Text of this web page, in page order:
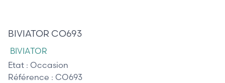
BIVIATOR CO693
BIVIATOR
Etat : Occasion
Référence : CO693